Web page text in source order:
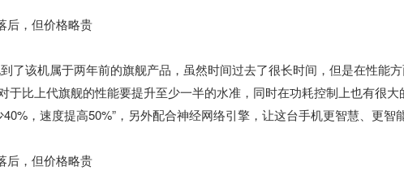
了该机属于两年前的旗舰产品，虽然时间过去了很长时间，但是在性能
于比上代旗舰的性能要提升至少一半的水准 ，同时在功耗控制上也有很大
，速度提高50%”，另外配合神经网络引擎，让这台手机更智慧、更智